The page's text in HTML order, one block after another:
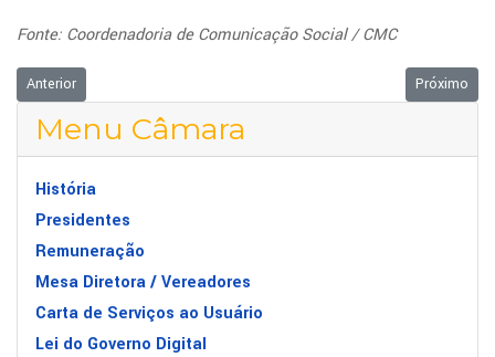
Fonte: Coordenadoria de Comunicação Social / CMC
Artigo anterior: Câmara realizou Sessão Solene para entrega de Títulos
Anterior Próximo
Próximo
Menu Câmara
História
Presidentes
Remuneração
Mesa Diretora / Vereadores
Carta de Serviços ao Usuário
Lei do Governo Digital